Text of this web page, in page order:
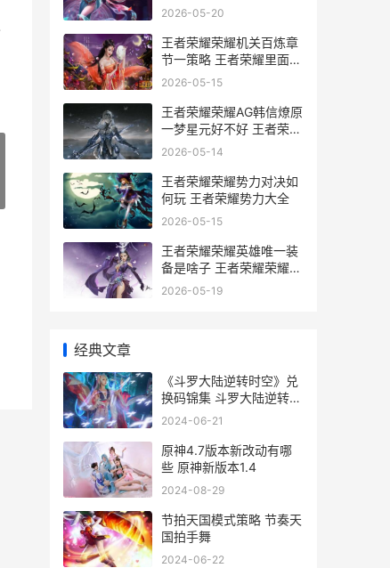
2026-05-20
王者荣耀荣耀机关百炼章
节一策略 王者荣耀里面的
荣耀
2026-05-15
王者荣耀荣耀AG韩信燎原
一梦星元好不好 王者荣耀
荣耀阿珂称号要打多少把
2026-05-14
王者荣耀荣耀势力对决如
何玩 王者荣耀势力大全
2026-05-15
王者荣耀荣耀英雄唯一装
备是啥子 王者荣耀荣耀英
雄称号怎么弄
2026-05-19
经典文章
《斗罗大陆逆转时空》兑
换码锦集 斗罗大陆逆转时
空兑换码
2024-06-21
原神4.7版本新改动有哪
些 原神新版本1.4
2024-08-29
节拍天国模式策略 节奏天
国拍手舞
2024-06-22